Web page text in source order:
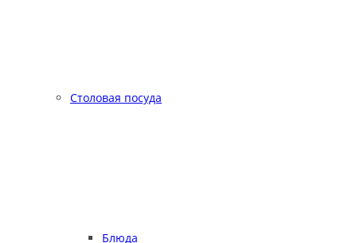
Столовая посуда
Блюда